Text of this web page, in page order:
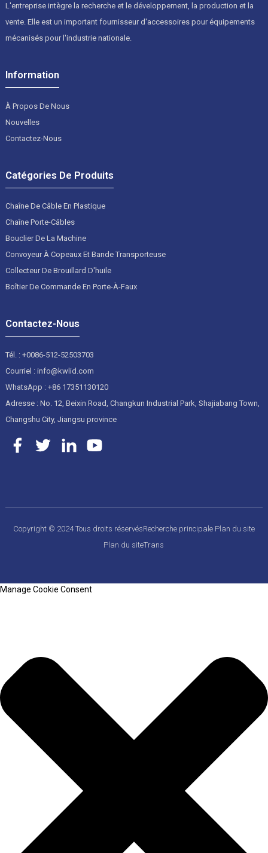
L'entreprise intègre la recherche et le développement, la production et la
vente. Elle est un important fournisseur d'accessoires pour équipements
mécanisés pour l'industrie nationale.
Information
À Propos De Nous
Nouvelles
Contactez-Nous
Catégories De Produits
Chaîne De Câble En Plastique
Chaîne Porte-Câbles
Bouclier De La Machine
Convoyeur À Copeaux Et Bande Transporteuse
Collecteur De Brouillard D'huile
Boîtier De Commande En Porte-À-Faux
Contactez-Nous
Tél. : +0086-512-52503703
Courriel : info@kwlid.com
WhatsApp : +86 17351130120
Adresse : No. 12, Beixin Road, Changkun Industrial Park, Shajiabang Town,
Changshu City, Jiangsu province
Copyright © 2024 Tous droits réservésRecherche principale Plan du site
Plan du siteTrans
Manage Cookie Consent